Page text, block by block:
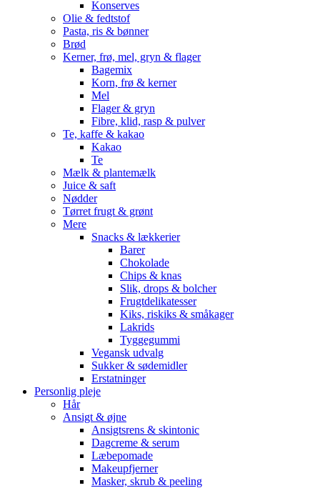
Konserves
Olie & fedtstof
Pasta, ris & bønner
Brød
Kerner, frø, mel, gryn & flager
Bagemix
Korn, frø & kerner
Mel
Flager & gryn
Fibre, klid, rasp & pulver
Te, kaffe & kakao
Kakao
Te
Mælk & plantemælk
Juice & saft
Nødder
Tørret frugt & grønt
Mere
Snacks & lækkerier
Barer
Chokolade
Chips & knas
Slik, drops & bolcher
Frugtdelikatesser
Kiks, riskiks & småkager
Lakrids
Tyggegummi
Vegansk udvalg
Sukker & sødemidler
Erstatninger
Personlig pleje
Hår
Ansigt & øjne
Ansigtsrens & skintonic
Dagcreme & serum
Læbepomade
Makeupfjerner
Masker, skrub & peeling